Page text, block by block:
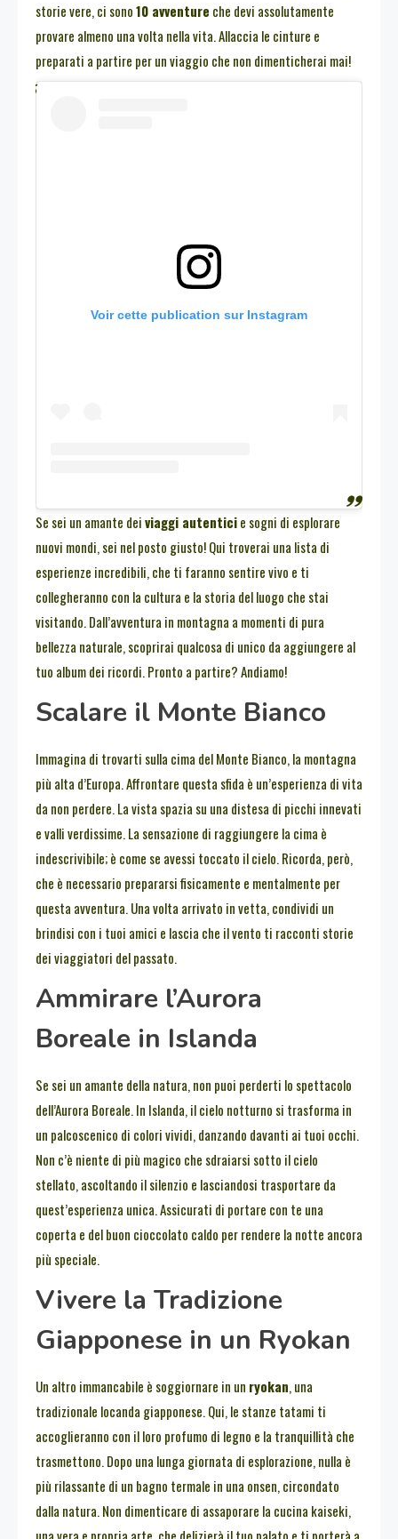
storie vere, ci sono10 avventure che devi assolutamente
provare almeno una volta nella vita. Allaccia le cinture e
preparati a partire per un viaggio che non dimenticherai mai!
Voir cette publication sur Instagram
Se sei un amante deiviaggi autenticie sogni di esplorare
nuovi mondi, sei nel posto giusto! Qui troverai una lista di
esperienze incredibili, che ti faranno sentire vivo e ti
collegheranno con la cultura e la storia del luogo che stai
visitando. Dall’avventura in montagna a momenti di pura
bellezza naturale, scoprirai qualcosa di unico da aggiungere al
tuo album dei ricordi. Pronto a partire? Andiamo!
Scalare il Monte Bianco
Immagina di trovarti sulla cima del Monte Bianco, la montagna
più alta d’Europa. Affrontare questa sfida è un’esperienza di vita
da non perdere. La vista spazia su una distesa di picchi innevati
e valli verdissime. La sensazione di raggiungere la cima è
indescrivibile; è come se avessi toccato il cielo. Ricorda, però,
che è necessario prepararsi fisicamente e mentalmente per
questa avventura. Una volta arrivato in vetta, condividi un
brindisi con i tuoi amici e lascia che il vento ti racconti storie
dei viaggiatori del passato.
Ammirare l’Aurora
Boreale in Islanda
Se sei un amante della natura, non puoi perderti lo spettacolo
dell’Aurora Boreale. In Islanda, il cielo notturno si trasforma in
un palcoscenico di colori vividi, danzando davanti ai tuoi occhi.
Non c’è niente di più magico che sdraiarsi sotto il cielo
stellato, ascoltando il silenzio e lasciandosi trasportare da
quest’esperienza unica. Assicurati di portare con te una
coperta e del buon cioccolato caldo per rendere la notte ancora
più speciale.
Vivere la Tradizione
Giapponese in un Ryokan
Un altro immancabile è soggiornare in un ryokan, una
tradizionale locanda giapponese. Qui, le stanze tatami ti
accoglieranno con il loro profumo di legno e la tranquillità che
trasmettono. Dopo una lunga giornata di esplorazione, nulla è
più rilassante di un bagno termale in una onsen, circondato
dalla natura. Non dimenticare di assaporare la cucina kaiseki,